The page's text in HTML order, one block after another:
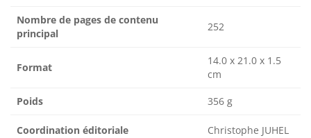
Nombre de pages de contenu
principal
252
Format
14.0 x 21.0 x 1.5
cm
Poids 356 g
Coordination éditoriale Christophe JUHEL